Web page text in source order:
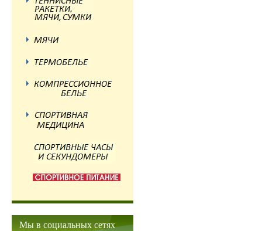
Мы в социальных сетях